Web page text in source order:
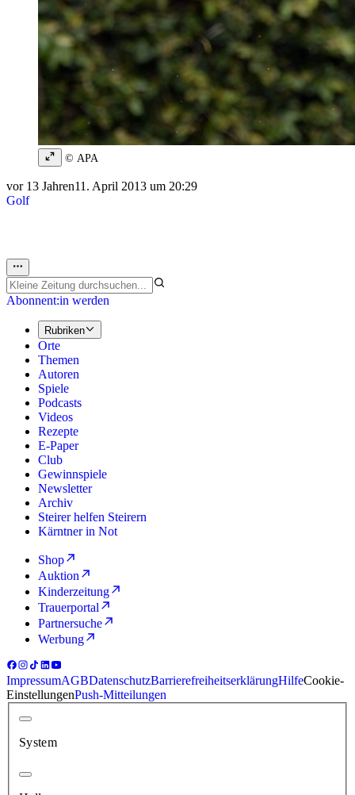
© APA
vor 13 Jahren11. April 2013 um 20:29
Golf
Abonnent:in werden
Rubriken
Orte
Themen
Autoren
Spiele
Podcasts
Videos
Rezepte
E-Paper
Club
Gewinnspiele
Newsletter
Archiv
Steirer helfen Steirern
Kärntner in Not
Shop
Auktion
Kinderzeitung
Trauerportal
Partnersuche
Werbung
ImpressumAGBDatenschutzBarrierefreiheitserklärungHilfeCookie-
EinstellungenPush-Mitteilungen
System